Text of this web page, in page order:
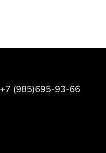
+7 (985)695-93-66